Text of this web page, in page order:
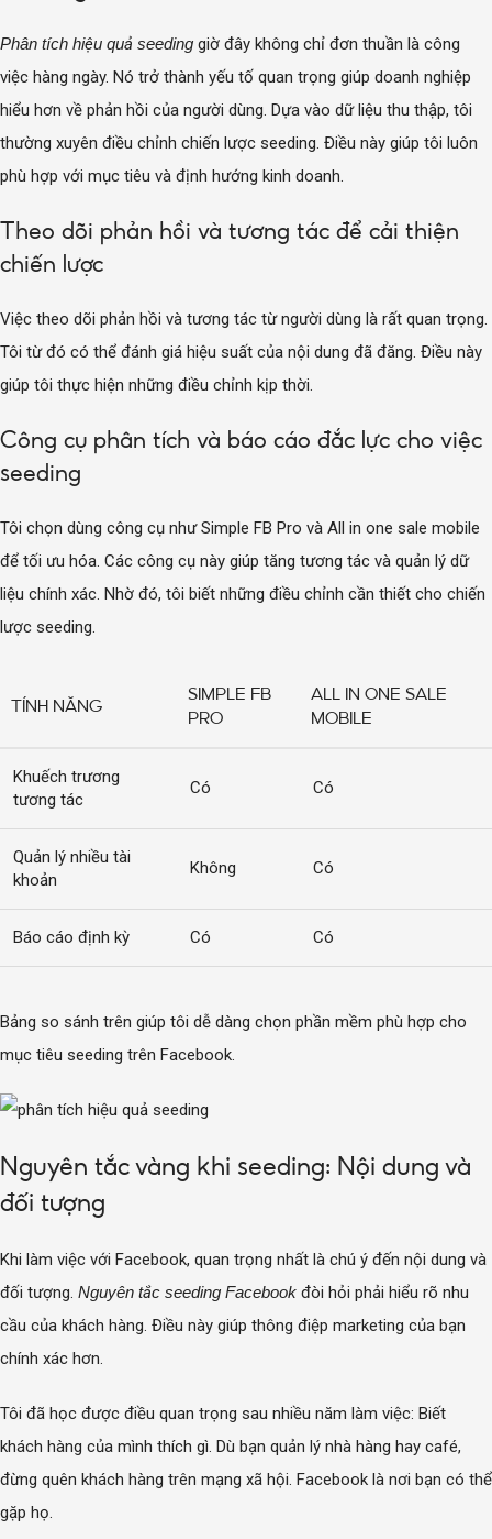
Phân tích hiệu quả seeding giờ đây không chỉ đơn thuần là công
việc hàng ngày. Nó trở thành yếu tố quan trọng giúp doanh nghiệp
hiểu hơn về phản hồi của người dùng. Dựa vào dữ liệu thu thập, tôi
thường xuyên điều chỉnh chiến lược seeding. Điều này giúp tôi luôn
phù hợp với mục tiêu và định hướng kinh doanh.
Theo dõi phản hồi và tương tác để cải thiện
chiến lược
Việc theo dõi phản hồi và tương tác từ người dùng là rất quan trọng.
Tôi từ đó có thể đánh giá hiệu suất của nội dung đã đăng. Điều này
giúp tôi thực hiện những điều chỉnh kịp thời.
Công cụ phân tích và báo cáo đắc lực cho việc
seeding
Tôi chọn dùng công cụ như Simple FB Pro và All in one sale mobile
để tối ưu hóa. Các công cụ này giúp tăng tương tác và quản lý dữ
liệu chính xác. Nhờ đó, tôi biết những điều chỉnh cần thiết cho chiến
lược seeding.
TÍNH NĂNG
SIMPLE FB
PRO
ALL IN ONE SALE
MOBILE
Khuếch trương
tương tác
Có Có
Quản lý nhiều tài
khoản
Không Có
Báo cáo định kỳ Có Có
Bảng so sánh trên giúp tôi dễ dàng chọn phần mềm phù hợp cho
mục tiêu seeding trên Facebook.
Nguyên tắc vàng khi seeding: Nội dung và
đối tượng
Khi làm việc với Facebook, quan trọng nhất là chú ý đến nội dung và
đối tượng. Nguyên tắc seeding Facebook đòi hỏi phải hiểu rõ nhu
cầu của khách hàng. Điều này giúp thông điệp marketing của bạn
chính xác hơn.
Tôi đã học được điều quan trọng sau nhiều năm làm việc: Biết
khách hàng của mình thích gì. Dù bạn quản lý nhà hàng hay café,
đừng quên khách hàng trên mạng xã hội. Facebook là nơi bạn có thể
gặp họ.